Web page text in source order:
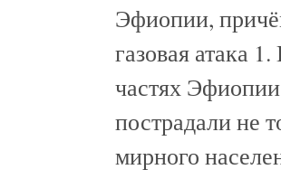
Эфиопии,
газовая атака
частях
пострадали не
мирного